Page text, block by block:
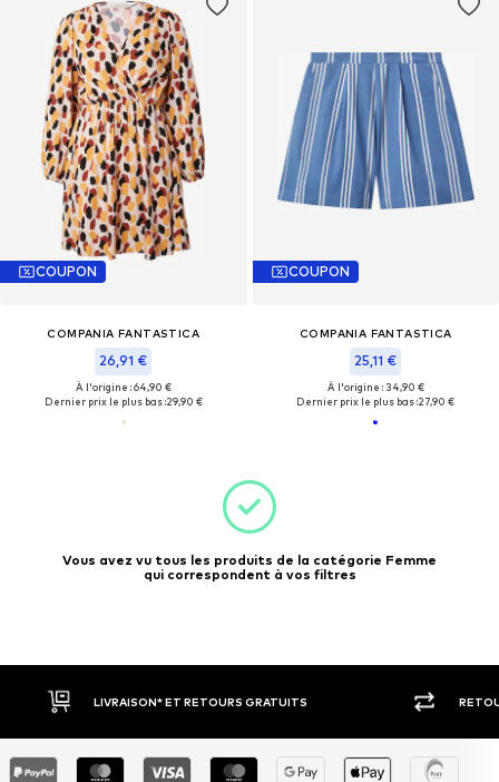
COUPON
COMPANIA FANTASTICA
26,91 €
À l'origine : 64,90 €
Dernier prix le plus bas :29,90 €
COUPON
COMPANIA FANTASTICA
25,11 €
À l'origine : 34,90 €
Dernier prix le plus bas :27,90 €
Vous avez vu tous les produits de la catégorie Femme
qui correspondent à vos filtres
RETOUR SOUS 30 JOURS LARGE